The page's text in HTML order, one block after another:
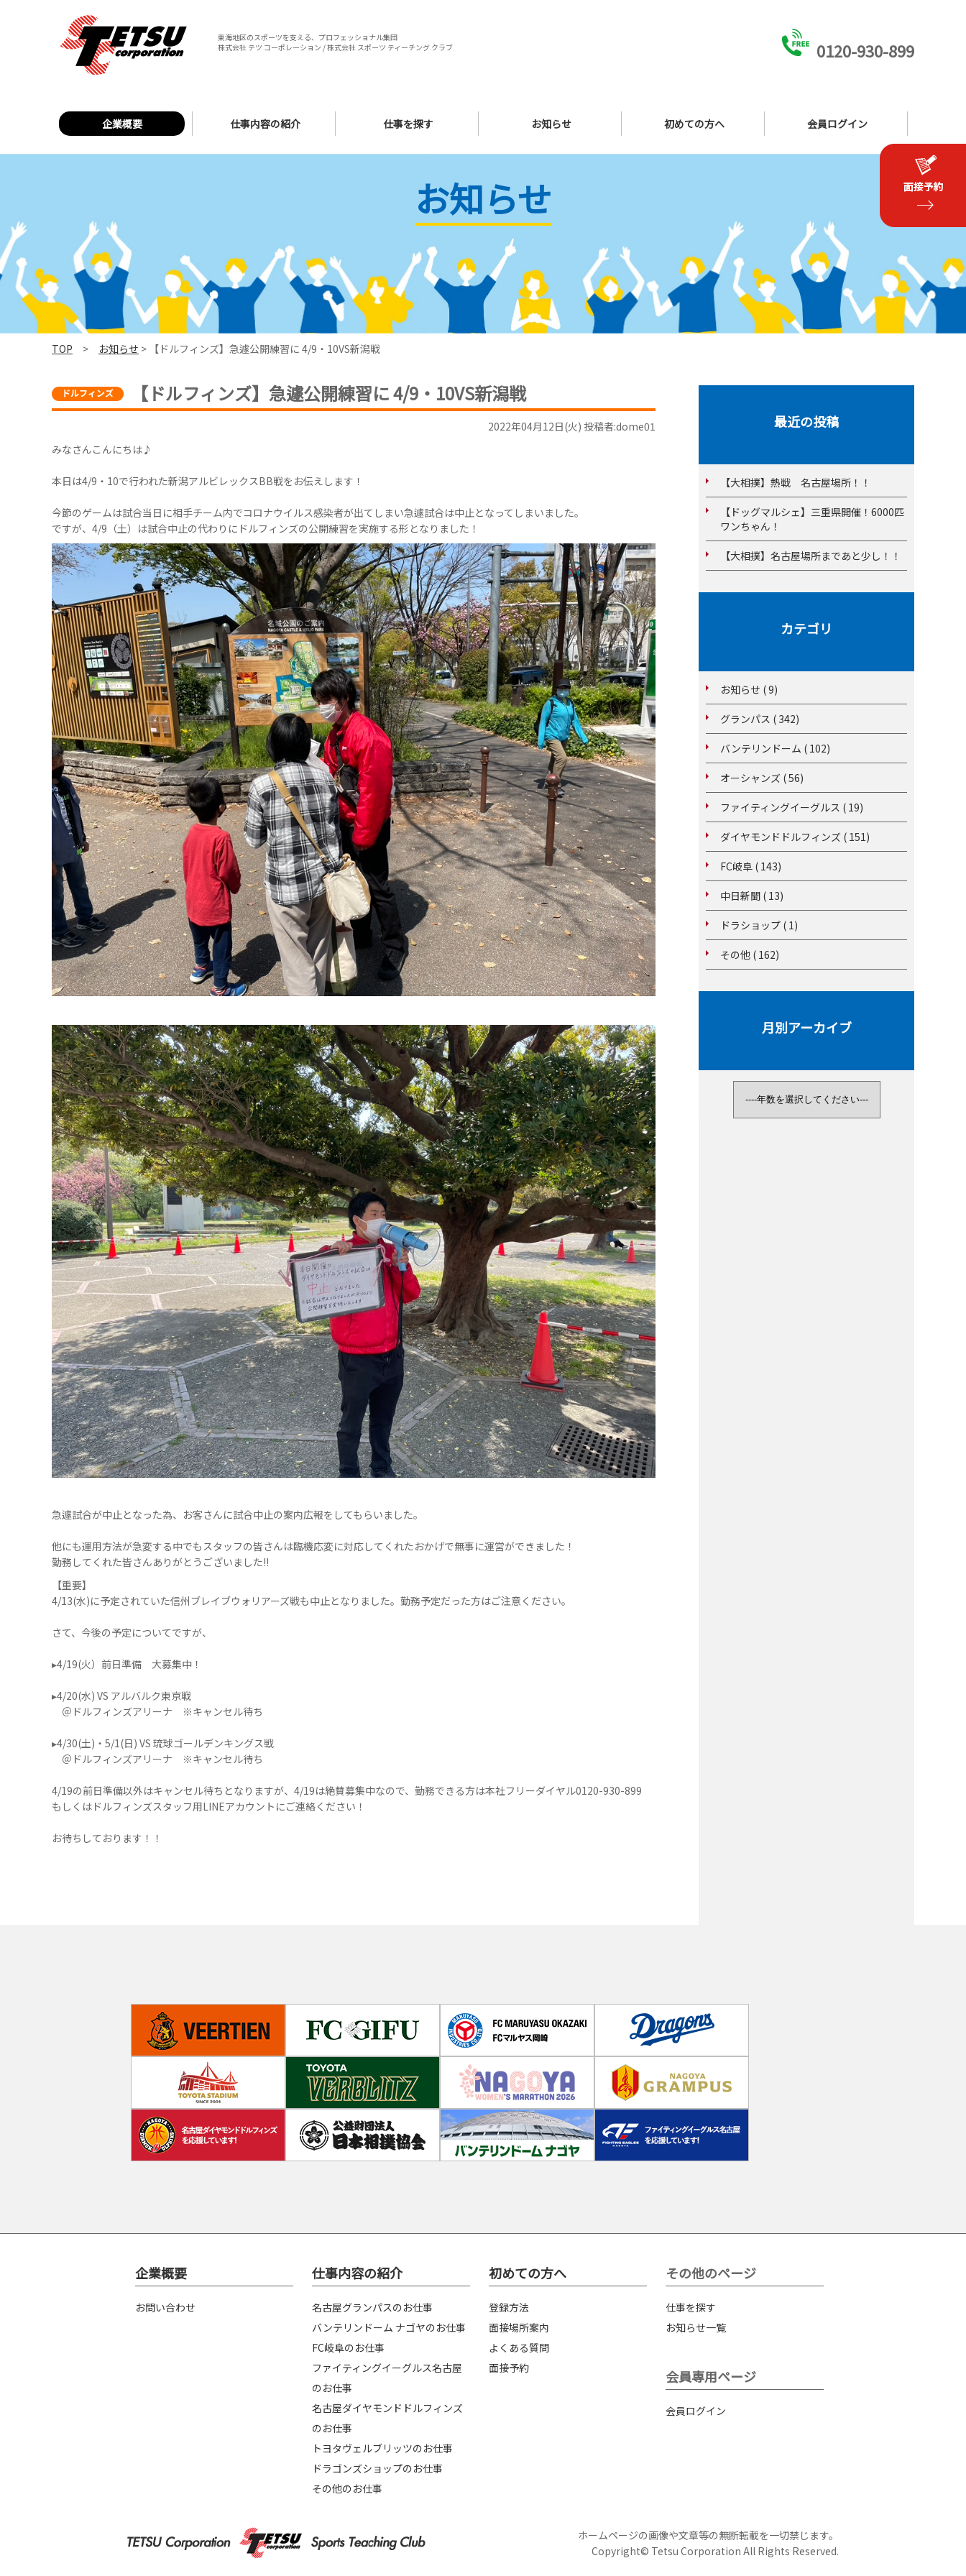
東海地区のスポーツを支える、プロフェッショナル集団
株式会社 テツ コーポレーション / 株式会社 スポーツ ティーチング クラブ
0120-930-899
企業概要 仕事内容の紹介 仕事を探す お知らせ 初めての方へ 会員ログイン
お知らせ
TOP > お知らせ > 【ドルフィンズ】急遽公開練習に 4/9・10VS新潟戦
【ドルフィンズ】急遽公開練習に 4/9・10VS新潟戦
2022年04月12日(火) 投稿者:dome01
みなさんこんにちは♪
本日は4/9・10で行われた新潟アルビレックスBB戦をお伝えします！
今節のゲームは試合当日に相手チーム内でコロナウイルス感染者が出てしまい急遽試合は中止となってしまいました。
ですが、4/9（土）は試合中止の代わりにドルフィンズの公開練習を実施する形となりました！
急遽試合が中止となった為、お客さんに試合中止の案内広報をしてもらいました。
他にも運用方法が急変する中でもスタッフの皆さんは臨機応変に対応してくれたおかげで無事に運営ができました！
勤務してくれた皆さんありがとうございました!!
【重要】
4/13(水)に予定されていた信州ブレイブウォリアーズ戦も中止となりました。勤務予定だった方はご注意ください。
さて、今後の予定についてですが、
▸4/19(火）前日準備 大募集中！
▸4/20(水) VS アルバルク東京戦
＠ドルフィンズアリーナ ※キャンセル待ち
▸4/30(土)・5/1(日) VS 琉球ゴールデンキングス戦
＠ドルフィンズアリーナ ※キャンセル待ち
4/19の前日準備以外はキャンセル待ちとなりますが、4/19は絶賛募集中なので、勤務できる方は本社フリーダイヤル0120-930-899
もしくはドルフィンズスタッフ用LINEアカウントにご連絡ください！
お待ちしております！！
最近の投稿
【大相撲】熱戦 名古屋場所！！
【ドッグマルシェ】三重県開催！6000匹
ワンちゃん！
【大相撲】名古屋場所まであと少し！！
カテゴリ
お知らせ ( 9)
グランパス ( 342)
バンテリンドーム ( 102)
オーシャンズ ( 56)
ファイティングイーグルス ( 19)
ダイヤモンドドルフィンズ ( 151)
FC岐阜 ( 143)
中日新聞 ( 13)
ドラショップ ( 1)
その他 ( 162)
月別アーカイブ
企業概要
お問い合わせ
仕事内容の紹介
名古屋グランパスのお仕事
バンテリンドーム ナゴヤのお仕事
FC岐阜のお仕事
ファイティングイーグルス名古屋
のお仕事
名古屋ダイヤモンドドルフィンズ
のお仕事
トヨタヴェルブリッツのお仕事
ドラゴンズショップのお仕事
その他のお仕事
初めての方へ
登録方法
面接場所案内
よくある質問
面接予約
その他のページ
仕事を探す
お知らせ一覧
会員専用ページ
会員ログイン
ホームページの画像や文章等の無断転載を一切禁じます。
Copyright© Tetsu Corporation All Rights Reserved.